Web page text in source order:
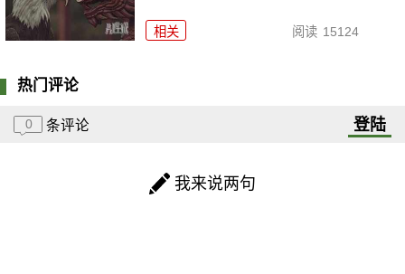
相关 阅读 15124
热门评论
0 条评论 登陆
我来说两句